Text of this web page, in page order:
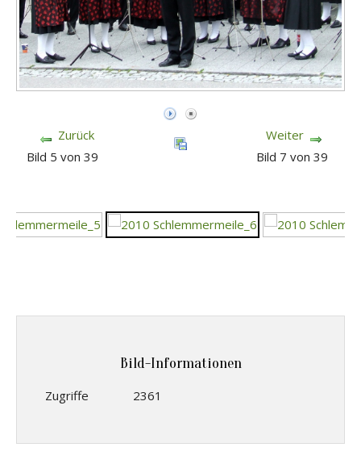
Zurück
Bild 5 von 39
Weiter
Bild 7 von 39
Bild-Informationen
Zugriffe 2361